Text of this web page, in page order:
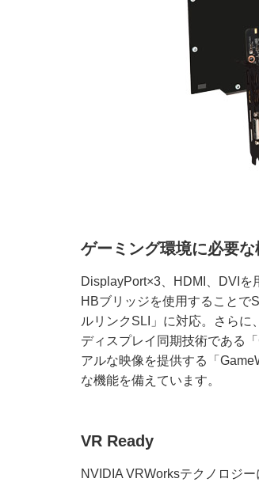
ゲーミング環境に必要な
DisplayPort×3、HDMI、DVIを
HBブリッジを使用することで
ルリンクSLI」に対応。さらに
ディスプレイ同期技術である
アルな映像を提供する「
な機能を備えています。
VR Ready
NVIDIA VRWorksテクノロジ